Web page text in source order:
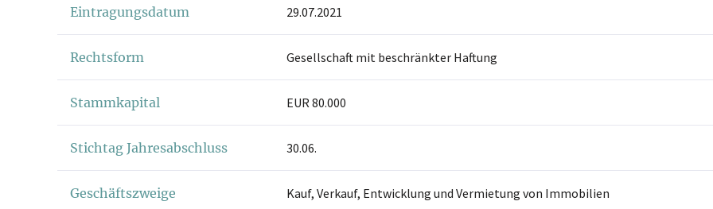
Eintragungsdatum 29.07.2021
Rechtsform Gesellschaft mit beschränkter Haftung
Stammkapital EUR 80.000
Stichtag Jahresabschluss 30.06.
Geschäftszweige Kauf, Verkauf, Entwicklung und Vermietung von Immobilien